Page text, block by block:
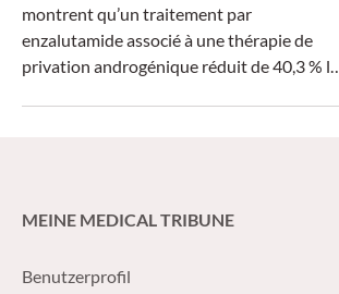
montrent qu’un traitement par
enzalutamide associé à une thérapie de
privation androgénique réduit de 40,3 % le
MEINE MEDICAL TRIBUNE
Benutzerprofil